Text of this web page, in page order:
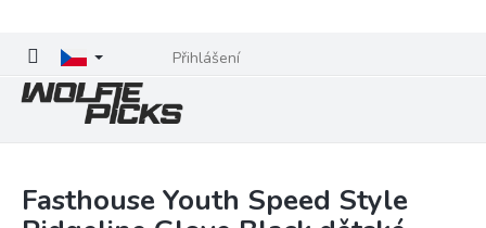
Přihlášení
Fasthouse Youth Speed Style